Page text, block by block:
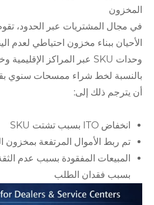
المخزون
في مجال المشتريات عبر الحدود،
الأحيان ببناء مخزون احتياطي لعدم
وحدات SKU عبر المراكز الإقليمية وخفض أداء المبيعات.
بالنسبة لخط شراء ممسحات سنوي
أن يترجم ذلك إلى:
انخفاض ITO بسبب تشتت SKU
تم ربط الأموال المرتفعة بمخزون
المبيعات المفقودة بسبب عدم
بسبب فقدان الطلب